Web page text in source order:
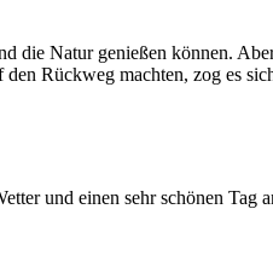
die Natur genießen können.
Rückweg machten, zog es
und einen sehr schönen Tag